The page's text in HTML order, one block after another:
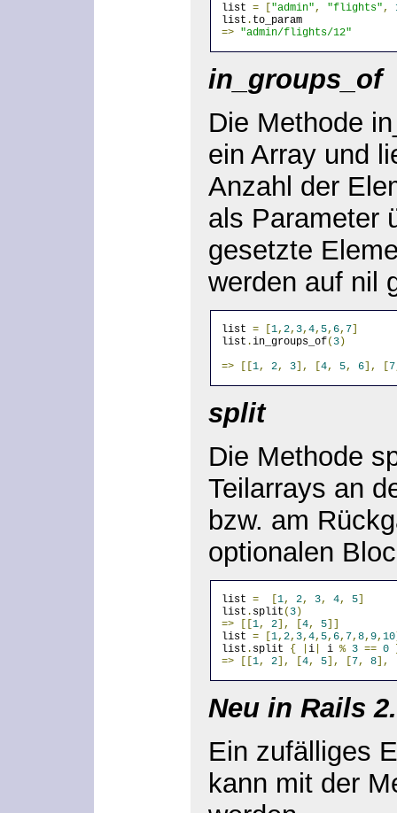
list = ["admin" , "flights" ,
list . to_param
=>
"admin/flights/12"
in_groups_of
Die Methode
ein Array und
Anzahl der
als Parameter
gesetzte
werden auf nil
list = [1, 2, 3, 4, 5, 6, 7]
list .in_groups_of( 3)
=>
[[1, 2, 3], [4, 5, 6], [7
split
Die Methode
Teilarrays an
bzw. am
optionalen
list = [1, 2, 3, 4, 5]
list . split ( 3)
=>
[[1, 2], [4, 5]]
list = [1, 2, 3, 4, 5, 6, 7, 8, 9, 10
list . split { i| i % 3 == 0
=>
[[1, 2], [4, 5], [7, 8],
Neu in Rails
Ein zufälliges
kann mit der